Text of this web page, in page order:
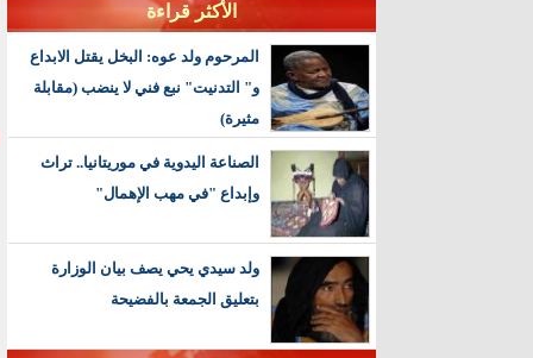
الأكثر قراءة
المرحوم ولد عوه: البخل يقتل الابداع
و" التدنيت" نبع فني لا ينضب (مقابلة
مثيرة)
الصناعة اليدوية في موريتانيا.. تراث
وإبداع "في مهب الإهمال"
ولد سيدي يحي يصف بيان الوزارة
بتعليق الجمعة بالفضيحة